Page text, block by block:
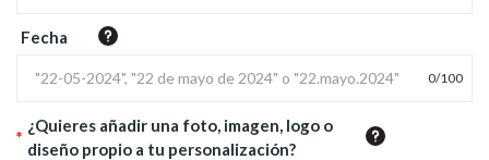
Fecha
0/100
*
¿Quieres añadir una foto, imagen, logo o
diseño propio a tu personalización?